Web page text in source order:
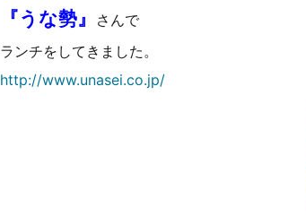
『うな勢』
さんで
ランチをしてきました。
http://www.unasei.co.jp/